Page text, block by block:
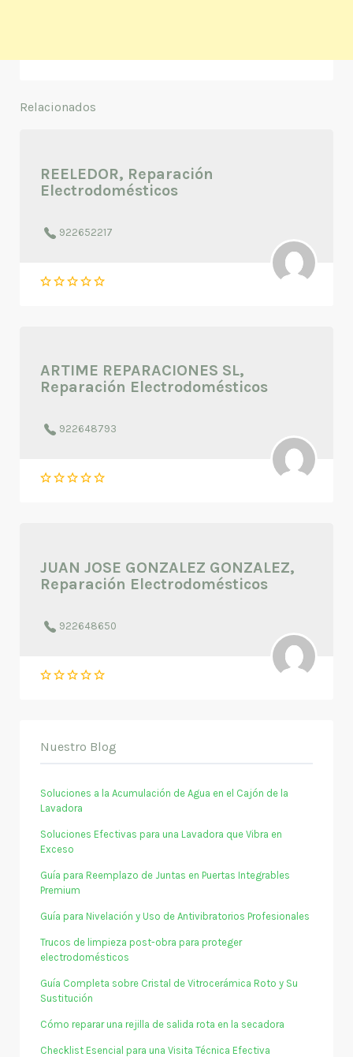
Relacionados
REELEDOR, Reparación
Electrodomésticos
922652217
ARTIME REPARACIONES SL,
Reparación Electrodomésticos
922648793
JUAN JOSE GONZALEZ GONZALEZ,
Reparación Electrodomésticos
922648650
Nuestro Blog
Soluciones a la Acumulación de Agua en el Cajón de la
Lavadora
Soluciones Efectivas para una Lavadora que Vibra en
Exceso
Guía para Reemplazo de Juntas en Puertas Integrables
Premium
Guía para Nivelación y Uso de Antivibratorios Profesionales
Trucos de limpieza post-obra para proteger
electrodomésticos
Guía Completa sobre Cristal de Vitrocerámica Roto y Su
Sustitución
Cómo reparar una rejilla de salida rota en la secadora
Checklist Esencial para una Visita Técnica Efectiva